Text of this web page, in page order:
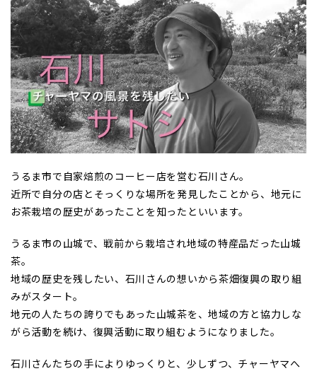
うるま市で自家焙煎のコーヒー店を営む石川さん。
近所で自分の店とそっくりな場所を発見したことから、地元に
お茶栽培の歴史があったことを知ったといいます。
うるま市の山城で、戦前から栽培され地域の特産品だった山城
茶。
地域の歴史を残したい、石川さんの想いから茶畑復興の取り組
みがスタート。
地元の人たちの誇りでもあった山城茶を、地域の方と協力しな
がら活動を続け、復興活動に取り組むようになりました。
石川さんたちの手によりゆっくりと、少しずつ、チャーヤマへ